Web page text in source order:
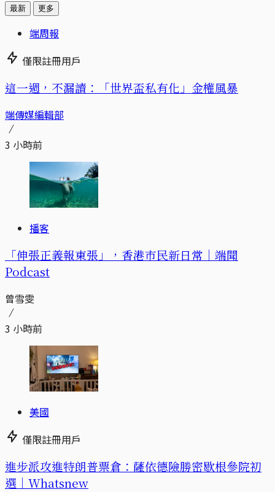
最新 更多
端周報
僅限註冊用戶
這一週，不漏讀：「世界盃私有化」金權風暴
端傳媒編輯部
3 小時前
播客
「伸張正義報東張」，香港市民新日常｜端聞
Podcast
曾雪雯
3 小時前
美國
僅限註冊用戶
進步派攻進特朗普票倉：薩依德險勝密歇根參院初
選｜Whatsnew